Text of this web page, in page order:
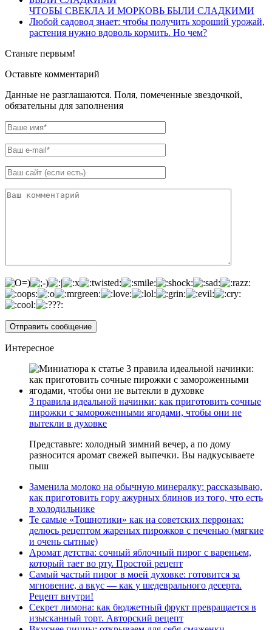
ЧТОБЫ СВЕКЛА И МОРКОВЬ БЫЛИ СЛАДКИМИ
Любой садовод знает: чтобы получить хороший урожай,
растения нужно вдоволь кормить. Но чем?
Станьте первым!
Оставьте комментарий
Данные не разглашаются. Поля, помеченные звездочкой,
обязательны для заполнения
Интересное
3 правила идеальной начинки: как приготовить сочные
пирожки с замороженными ягодами, чтобы они не
вытекли в духовке
Представьте: холодный зимний вечер, а по дому
разносится аромат свежей выпечки. Вы надкусываете
пыш
Заменила молоко на обычную минералку: рассказываю,
как приготовить гору ажурных блинов из того, что есть
в холодильнике
Те самые «Тошнотики» как на советских перронах:
делюсь рецептом жареных пирожков с печенью (мягкие
и очень сытные)
Аромат детства: сочный яблочный пирог с вареньем,
который тает во рту. Простой рецепт
Самый частый пирог в моей духовке: готовится за
мгновение, а вкус — как у шедеврального десерта.
Рецепт внутри!
Секрет лимона: как бюджетный фрукт превращается в
изысканный торт. Авторский рецепт